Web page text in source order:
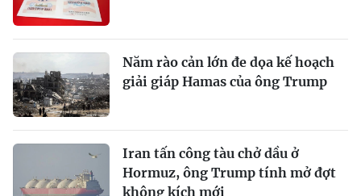
Năm rào cản lớn đe dọa kế hoạch
giải giáp Hamas của ông Trump
Iran tấn công tàu chở dầu ở
Hormuz, ông Trump tính mở đợt
không kích mới